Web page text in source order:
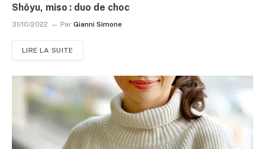
Shôyu, miso : duo de choc
31/10/2022 Par Gianni Simone
LIRE LA SUITE